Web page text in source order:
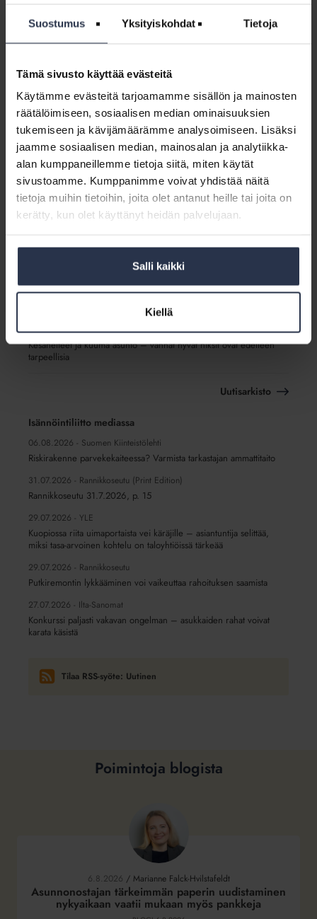
Suostumus Yksityiskohdat Tietoja
Tämä sivusto käyttää evästeitä
Käytämme evästeitä tarjoamamme sisällön ja mainosten
räätälöimiseen, sosiaalisen median ominaisuuksien
tukemiseen ja kävijämäärämme analysoimiseen. Lisäksi
jaamme sosiaalisen median, mainosalan ja analytiikka-
alan kumppaneillemme tietoja siitä, miten käytät
sivustoamme. Kumppanimme voivat yhdistää näitä
tietoja muihin tietoihin, joita olet antanut heille tai joita on
kerätty, kun olet käyttänyt heidän palvelujaan.
Salli kaikki
Kiellä
asteen taikka pari, sillä on jo iso vaikutus viihtyvyyteen.
10.7.2026 - Isännöintiliitto.fi
Lasikaiteiden turvallisuus on selvitettävä – tarkastajalla tulee olla
oikea pätevyys
6.7.2026 - Isännöintiliitto.fi
tarkoituksenmukaisia taloyhtiöille
Taloyhtiö, huolehdi että pelastussuunnitelma on ajan tasalla
2.7.2026 - Isännöintiliitto.fi
Kesähelteet ja kuuma asunto – vanhat hyvät niksit ovat edelleen
tarpeellisia
Uutisarkisto
Isännöintiliitto mediassa
06.08.2026 - Suomen Kiinteistölehti
Riskirakenne parvekekaiteessa? Varmista tarkastajan ammattitaito
31.07.2026 - Rannikkoseutu (Print Edition)
Rannikkoseutu 31.7.2026, p. 15
29.07.2026 - YLE
Kuopiossa riita uimaportaista vei käräjille – asiantuntija selittää,
miksi tasa-arvoinen kohtelu on taloyhtiöissä tärkeää
29.07.2026 - Rannikkoseutu
Putkiremontin lykkääminen voi vaikeuttaa rahoituksen saamista
27.07.2026 - Ilta-Sanomat
Konkurssi paljasti vakavan ongelman – asukkaiden rahat voivat
karata käsistä
Tilaa RSS-syöte: Uutinen
Poimintoja blogista
uudistaminen
nykyaikaan
6.8.2026 / Marianne Falck-Hvilstafeldt
Asunnonostajan tärkeimmän paperin uudistaminen
nykyaikaan vaatii mukaan myös pankkeja